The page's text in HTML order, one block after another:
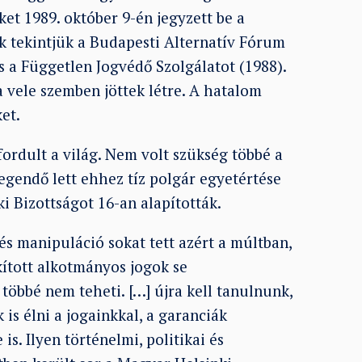
1989. október 9-én jegyzett be a
tekintjük a Budapesti Alternatív Fórum
a Független Jogvédő Szolgálatot (1988).
szemben jöttek létre. A hatalom
a világ. Nem volt szükség többé a
lett ehhez tíz polgár egyetértése
Bizottságot 16-an alapították.
manipuláció sokat tett azért a múltban,
alkotmányos jogok se
többé nem teheti. […] újra kell tanulnunk,
élni a jogainkkal, a garanciák
is. Ilyen történelmi, politikai és